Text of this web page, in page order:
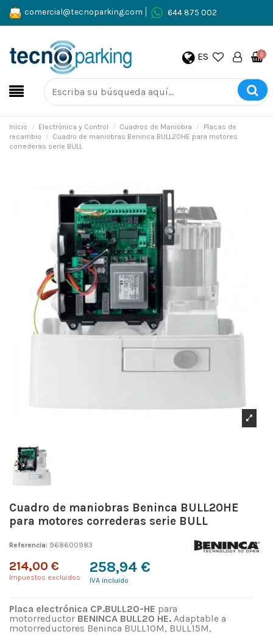
comercial@tecnoparking.com 644 875 002
ES 0
Inicio Electrónica y Control Cuadros de Maniobra
Placas de
recambio
Cuadro de maniobras Beninca BULL20HE para motores
correderas serie BULL
Cuadro de maniobras Beninca BULL20HE
para motores correderas serie BULL
Referencia: 968600983
214,00 €
Impuestos excluidos
258,94 €
IVA incluido
Placa electrónica CP.BULL20-HE para
motorreductor BENINCA BULL20 HE. Adaptable a
motorreductores Beninca BULL10M, BULL15M,